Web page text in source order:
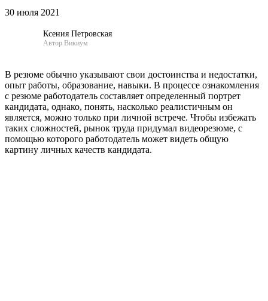
30 июля 2021
Ксения Петровская
Автор Викиум
В резюме обычно указывают свои достоинства и недостатки,
опыт работы, образование, навыки. В процессе ознакомления
с резюме работодатель составляет определенный портрет
кандидата, однако, понять, насколько реалистичным он
является, можно только при личной встрече. Чтобы избежать
таких сложностей, рынок труда придумал видеорезюме, с
помощью которого работодатель может видеть общую
картину личных качеств кандидата.